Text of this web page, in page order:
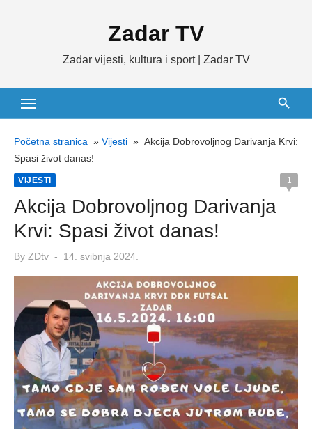
Zadar TV
Zadar vijesti, kultura i sport | Zadar TV
Početna stranica » Vijesti » Akcija Dobrovoljnog Darivanja Krvi:
Spasi život danas!
VIJESTI 1
Akcija Dobrovoljnog Darivanja
Krvi: Spasi život danas!
By ZDtv
Posted
14. svibnja 2024.